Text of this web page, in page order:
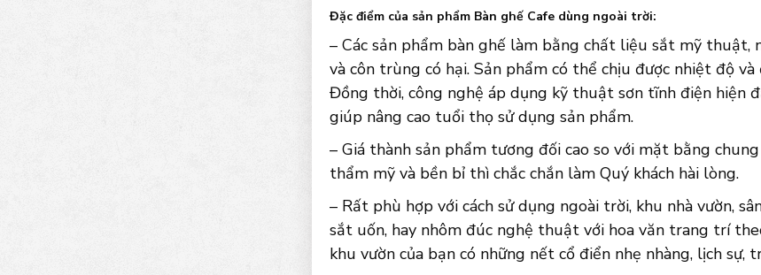
Đặc điểm của sản phẩm Bàn ghế Cafe dùng ngoài trời:
– Các sản phẩm bàn ghế làm bằng chất liệu sắt mỹ
và côn trùng có hại. Sản phẩm có thể chịu được nhiệt độ
Đồng thời, công nghệ áp dụng kỹ thuật sơn tĩnh điện hiện
giúp nâng cao tuổi thọ sử dụng sản phẩm.
– Giá thành sản phẩm tương đối cao so với mặt bằng
thẩm mỹ và bền bỉ thì chắc chắn làm Quý khách hài lòng.
– Rất phù hợp với cách sử dụng ngoài trời, khu nhà vườn,
sắt uốn, hay nhôm đúc nghệ thuật với hoa văn trang trí
khu vườn của bạn có những nết cổ điển nhẹ nhàng, lịch sự,